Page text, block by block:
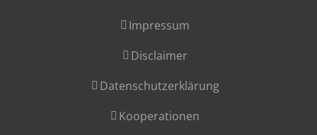
Impressum
Disclaimer
Datenschutzerklärung
Kooperationen